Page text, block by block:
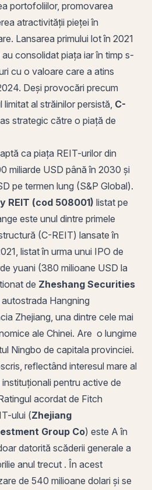
portofoliilor, promovarea
atractivității pieței în
Lansarea primului lot în 2021
consolidat piața iar în timp s-
cu o valoare care a atins
Deși provocări precum
al străinilor persistă, C-
strategic către o piață de
ca piața REIT-urilor din
miliarde USD până în 2030 și
pe termen lung (S&P Global).
REIT (cod 508001) listat pe
este unul dintre primele
(C-REIT) lansate în
listat în urma unui IPO de
yuani (380 milioane USD la
de Zheshang Securities
Hangning
Zhejiang, una dintre cele mai
ale Chinei. Are o lungime
Ningbo de capitala provinciei.
reflectând interesul mare al
pentru active de
acordat de Fitch
ului (Zhejiang
Group Co) este A în
datorită scăderii generale a
anul trecut . În acest
de 540 milioane dolari și se